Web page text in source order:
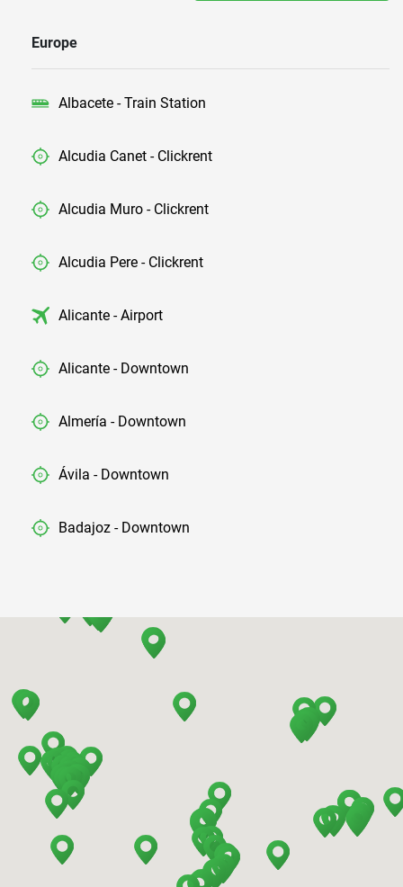
Europe
Albacete - Train Station
Alcudia Canet - Clickrent
Alcudia Muro - Clickrent
Alcudia Pere - Clickrent
Alicante - Airport
Alicante - Downtown
Almería - Downtown
Ávila - Downtown
Badajoz - Downtown
Barcelona - El Prat
Barcelona - Mataro
Barcelona - Terrassa
Benidorm - Downtown